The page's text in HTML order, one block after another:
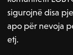
sigurojnë disa
apo për nevoja
etj.